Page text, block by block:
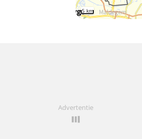
5 km
Advertentie